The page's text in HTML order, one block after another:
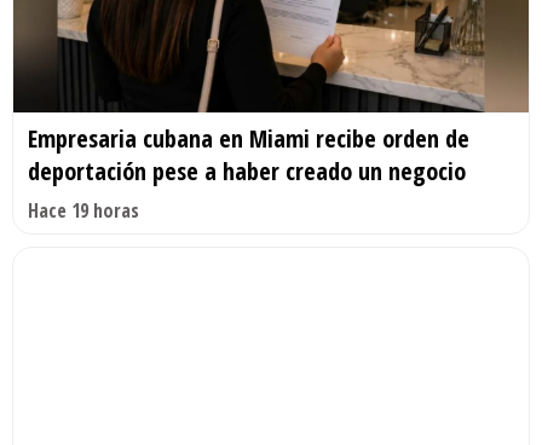
Empresaria cubana en Miami recibe orden de
deportación pese a haber creado un negocio
Hace 19 horas